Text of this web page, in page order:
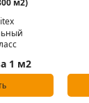
м2)
1 м2